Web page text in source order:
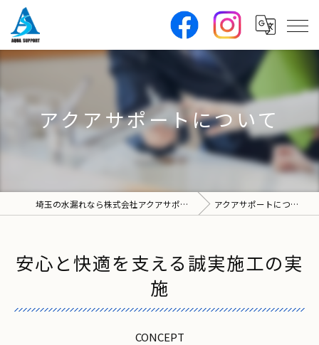
アクアサポートについて
埼玉の水漏れなら株式会社アクアサポート アクアサポートについて
安心と快適を支える誠実施工の実
施
CONCEPT